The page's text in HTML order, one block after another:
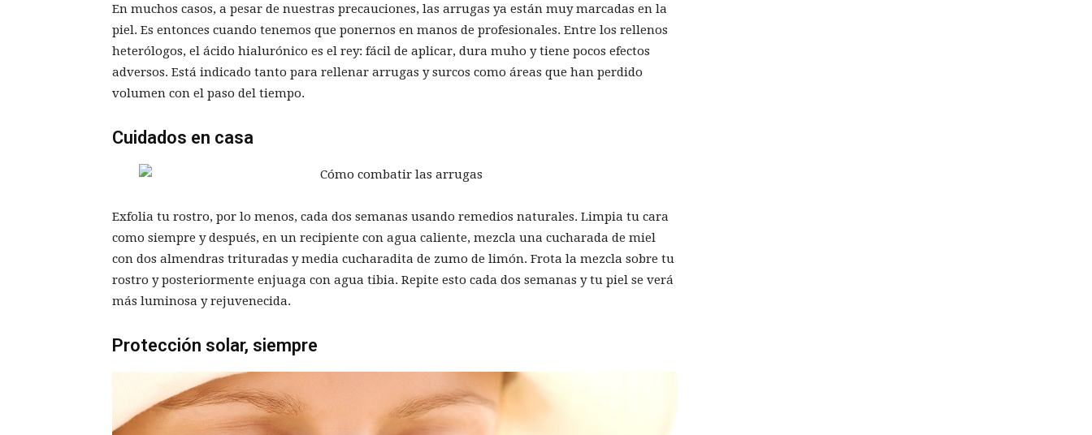
En muchos casos, a pesar de nuestras precauciones, las arrugas ya están muy marcadas en la
piel. Es entonces cuando tenemos que ponernos en manos de profesionales. Entre los rellenos
heterólogos, el ácido hialurónico es el rey: fácil de aplicar, dura muho y tiene pocos efectos
adversos. Está indicado tanto para rellenar arrugas y surcos como áreas que han perdido
volumen con el paso del tiempo.
Cuidados en casa
Exfolia tu rostro, por lo menos, cada dos semanas usando remedios naturales. Limpia tu cara
como siempre y después, en un recipiente con agua caliente, mezcla una cucharada de miel
con dos almendras trituradas y media cucharadita de zumo de limón. Frota la mezcla sobre tu
rostro y posteriormente enjuaga con agua tibia. Repite esto cada dos semanas y tu piel se verá
más luminosa y rejuvenecida.
Protección solar, siempre